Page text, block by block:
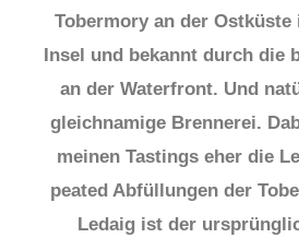
Tobermory an der
Insel und bekannt durch die
an der Waterfront. Und
gleichnamige Brennerei.
meinen Tastings eher die
peated Abfüllungen der
Ledaig ist der